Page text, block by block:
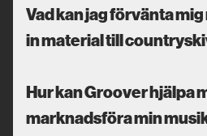
Vad kan jag förvänta
in material till
Hur kan Groover hjälpa
marknadsföra min